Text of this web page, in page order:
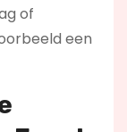
of
een